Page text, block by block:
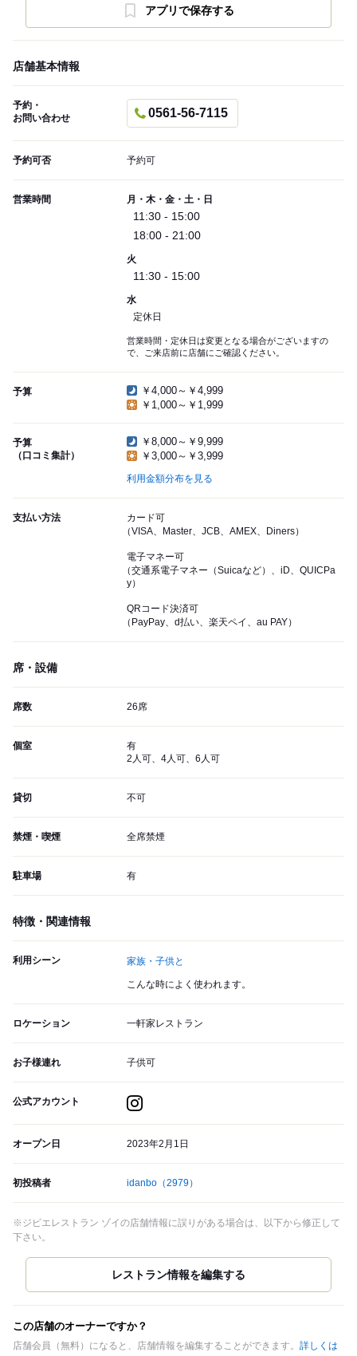
アプリで保存する
店舗基本情報
予約・
お問い合わせ
0561-56-7115
予約可否 予約可
営業時間 月・木・金・土・日
11:30 - 15:00
18:00 - 21:00
火
11:30 - 15:00
水
定休日
営業時間・定休日は変更となる場合がございますの
で、ご来店前に店舗にご確認ください。
予算
￥4,000～￥4,999
￥1,000～￥1,999
予算
（口コミ集計）
￥8,000～￥9,999
￥3,000～￥3,999
利用金額分布を見る
支払い方法
カード可
（VISA、Master、JCB、AMEX、Diners）
電子マネー可
（交通系電子マネー（Suicaなど）、iD、QUICPa
y）
QRコード決済可
（PayPay、d払い、楽天ペイ、au PAY）
席・設備
席数 26席
個室
有
2人可、4人可、6人可
貸切 不可
禁煙・喫煙 全席禁煙
駐車場 有
特徴・関連情報
利用シーン 家族・子供と
こんな時によく使われます。
ロケーション 一軒家レストラン
お子様連れ 子供可
公式アカウント
オープン日 2023年2月1日
初投稿者 idanbo （2979）
※ジビエレストラン ゾイの店舗情報に誤りがある場合は、以下から修正して
下さい。
この店舗のオーナーですか？
店舗会員（無料）になると、店舗情報を編集することができます。 詳しくは